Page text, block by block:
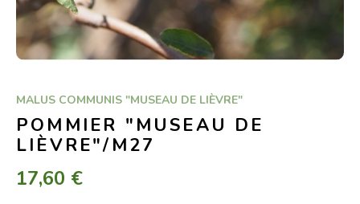
MALUS COMMUNIS "MUSEAU DE LIÈVRE"
POMMIER "MUSEAU DE
LIÈVRE"/M27
17,60 €